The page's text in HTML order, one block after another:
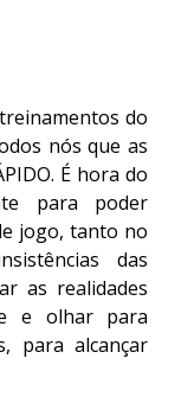
do
nós que as
É hora do
para poder
jogo, tanto no
das
as realidades
e olhar para
para alcançar